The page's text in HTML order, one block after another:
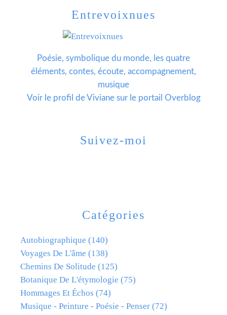
Catégories
Autobiographique (140)
Voyages De L'âme (138)
Chemins De Solitude (125)
Botanique De L'étymologie (75)
Hommages Et Échos (74)
Musique - Peinture - Poésie - Penser (72)
Entrevoixnues
Poésie, symbolique du monde, les quatre
éléments, contes, écoute, accompagnement,
musique
Voir le profil deVivianesur le portail Overblog
Suivez-moi